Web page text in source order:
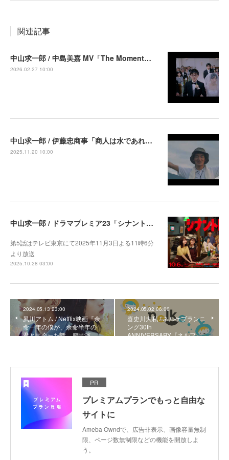
関連記事
中山求一郎 / 中島美嘉 MV「The Moment」出演
2026.02.27 10:00
中山求一郎 / 伊藤忠商事「商人は水であれ パイナップル畑の商人」篇 出演中
2025.11.20 10:00
中山求一郎 / ドラマプレミア23「シナントロープ」第5話より出演決定
第5話はテレビ東京にて2025年11月3日よる11時6分
より放送
2025.10.28 03:00
2024.05.13 23:00
夙川アトム / Netflix映画『余
命一年の僕が、余命半年の
君と出会った話。』出演
2024.05.02 06:00
喜史川大私 / ネルケプランニ
ング30th
ANNIVERSARY『ネルフ…
PR
プレミアムプランでもっと自由な
サイトに
Ameba Owndで、広告非表示、画像容量無制
限、ページ数無制限などの機能を開放しよ
う。